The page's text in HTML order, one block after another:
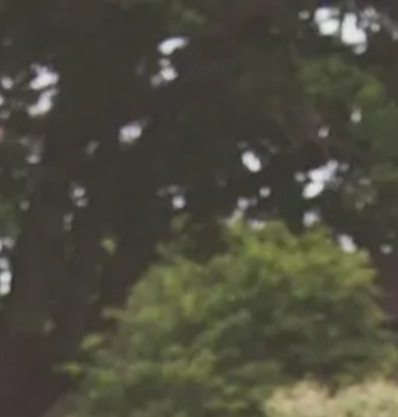
Periodiek of eenmalig
tuinonderhoud
door
bij Van
adres.
om uw
onderhoudswerkzaamheden
Onkruid verwijderen
Plantenborders snoeien en opfrissen
Bemesten van gazon en borders
Reinigen van bestrating
Gazon maaien
Boomverzorging / kappen